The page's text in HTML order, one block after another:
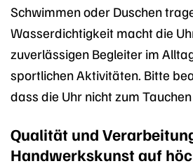
Schwimmen oder Duschen
Wasserdichtigkeit macht die
zuverlässigen Begleiter im
sportlichen Aktivitäten. Bitte
dass die Uhr nicht zum
Qualität und
Handwerkskunst auf